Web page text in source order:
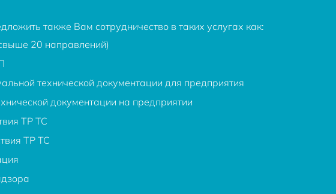
также Вам сотрудничество в таких услугах как:
20 направлений)
технической документации для предприятия
документации на предприятии
ТР ТС
ТР ТС